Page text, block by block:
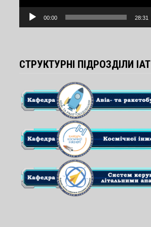
00:00 28:31
СТРУКТУРНІ ПІДРОЗДІЛИ ІАТ